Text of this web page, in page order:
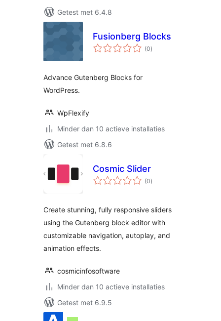
Getest met 6.4.8
Fusionberg Blocks
(0totaal
waarderingen
)
Advance Gutenberg Blocks for
WordPress.
WpFlexify
Minder dan 10 actieve installaties
Getest met 6.8.6
Cosmic Slider
(0totaal
waarderingen
)
Create stunning, fully responsive sliders
using the Gutenberg block editor with
customizable navigation, autoplay, and
animation effects.
cosmicinfosoftware
Minder dan 10 actieve installaties
Getest met 6.9.5